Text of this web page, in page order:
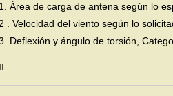
1. Área de carga de antena según lo
2 . Velocidad del viento según lo
Deflexión y ángulo de torsión,
II